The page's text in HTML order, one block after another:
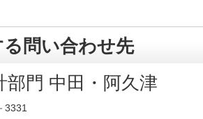
問い合わせ先
部門 中田・阿久津
3331